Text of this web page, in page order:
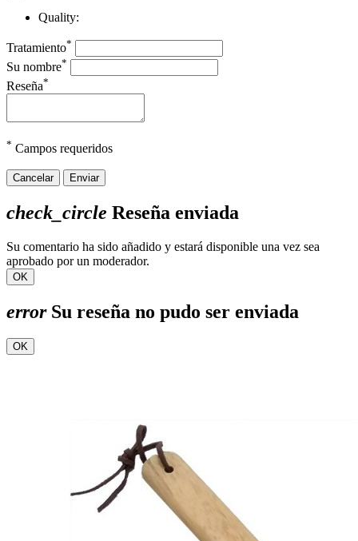
Quality:
Tratamiento*
Su nombre*
Reseña*
* Campos requeridos
Cancelar Enviar
check_circle Reseña enviada
Su comentario ha sido añadido y estará disponible una vez sea
aprobado por un moderador.
OK
errorSu reseña no pudo ser enviada
OK